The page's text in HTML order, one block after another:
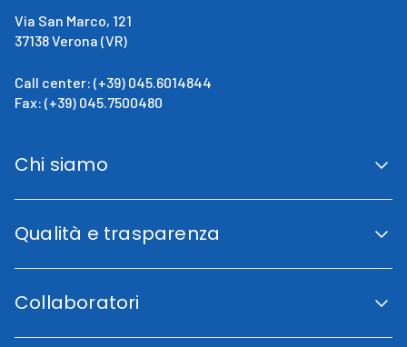
Via San Marco, 121
37138 Verona (VR)
Call center: (+39) 045.6014844
Fax: (+39) 045.7500480
Chi siamo
San Giovanni Calabria
La direzione
Qualità e trasparenza
Accreditamento Regionale
Indicatori di qualità
Codice etico
Collaboratori